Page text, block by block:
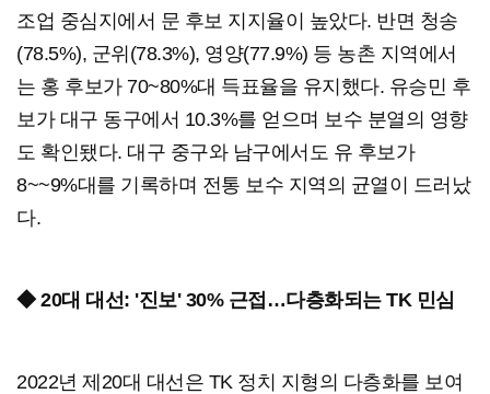
조업 중심지에서 문 후보 지지율이 높았다. 반면 청송
(78.5%), 군위(78.3%), 영양(77.9%) 등 농촌 지역에서
는 홍 후보가 70~80%대 득표율을 유지했다. 유승민 후
보가 대구 동구에서 10.3%를 얻으며 보수 분열의 영향
도 확인됐다. 대구 중구와 남구에서도 유 후보가
8~~9%대를 기록하며 전통 보수 지역의 균열이 드러났
다.
◆ 20대 대선: '진보' 30% 근접…다층화되는 TK 민심
2022년 제20대 대선은 TK 정치 지형의 다층화를 보여